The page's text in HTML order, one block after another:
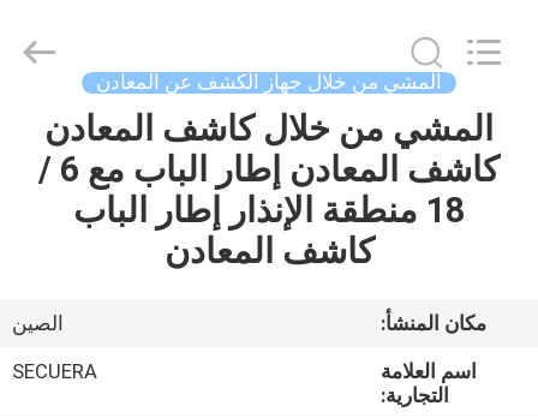
مسكن
منتجات
المشي من خلال جهاز الكشف عن المعادن
المشي من خلال كاشف المعادن
كاشف المعادن إطار الباب مع 6 /
18 منطقة الإنذار إطار الباب
كاشف المعادن
مكان المنشأ:
الصين
اسم العلامة
التجارية:
SECUERA